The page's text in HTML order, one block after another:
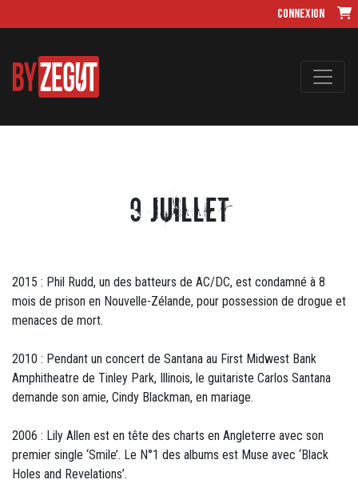
Connexion
9 juillet
2015 : Phil Rudd, un des batteurs de AC/DC, est condamné à 8
mois de prison en Nouvelle-Zélande, pour possession de drogue et
menaces de mort.
2010 : Pendant un concert de Santana au First Midwest Bank
Amphitheatre de Tinley Park, Illinois, le guitariste Carlos Santana
demande son amie, Cindy Blackman, en mariage.
2006 : Lily Allen est en tête des charts en Angleterre avec son
premier single ‘Smile’. Le N°1 des albums est Muse avec ‘Black
Holes and Revelations’.